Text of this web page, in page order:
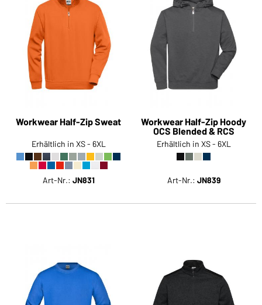
Workwear Half-Zip Sweat
Erhältlich in XS - 6XL
Art-Nr.: JN831
Workwear Half-Zip Hoody
OCS Blended & RCS
Erhältlich in XS - 6XL
Art-Nr.: JN839